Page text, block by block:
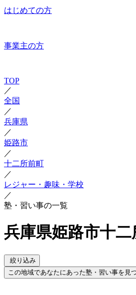
はじめての方
事業主の方
TOP
／
全国
／
兵庫県
／
姫路市
／
十二所前町
／
レジャー・趣味・学校
／
塾・習い事の一覧
兵庫県姫路市十
絞り込み
この地域であなたにあった塾・習い事を見